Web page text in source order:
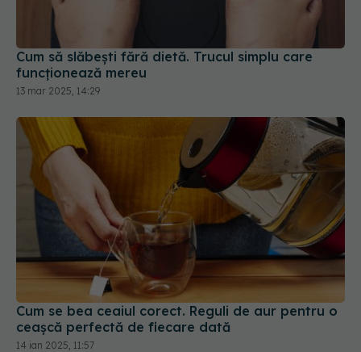
Cum să slăbești fără dietă. Trucul simplu care
funcționează mereu
13 mar 2025, 14:29
Cum se bea ceaiul corect. Reguli de aur pentru o
ceașcă perfectă de fiecare dată
14 ian 2025, 11:57